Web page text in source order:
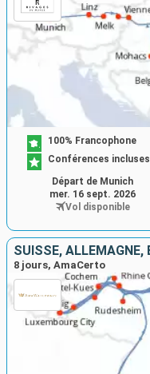
100% Francophone
Conférences incluses
Départ de Munich
mer. 16 sept. 2026
Vol disponible
SUISSE, ALLEMAGNE,
8 jours, AmaCerto